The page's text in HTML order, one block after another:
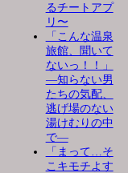
るチートアプ
リ〜
「こんな温泉
旅館、聞いて
ないっ！！」
―知らない男
たちの気配、
逃げ場のない
湯けむりの中
で―
「まって…そ
こキモチよす